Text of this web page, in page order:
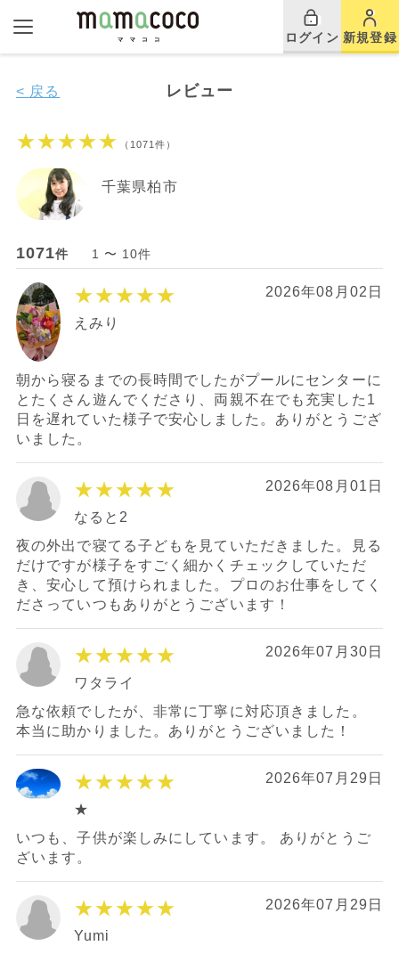
ログイン 新規登録
レビュー
< 戻る
★★★★★ （1071件）
千葉県柏市
1071件 1 〜 10件
★★★★★ 2026年08月02日
えみり
朝から寝るまでの長時間でしたがプールにセンターに
とたくさん遊んでくださり、両親不在でも充実した1
日を遅れていた様子で安心しました。ありがとうござ
いました。
★★★★★ 2026年08月01日
なると2
夜の外出で寝てる子どもを見ていただきました。見る
だけですが様子をすごく細かくチェックしていただ
き、安心して預けられました。プロのお仕事をしてく
ださっていつもありがとうございます！
★★★★★ 2026年07月30日
ワタライ
急な依頼でしたが、非常に丁寧に対応頂きました。
本当に助かりました。ありがとうございました！
★★★★★ 2026年07月29日
★
いつも、子供が楽しみにしています。 ありがとうご
ざいます。
★★★★★ 2026年07月29日
Yumi